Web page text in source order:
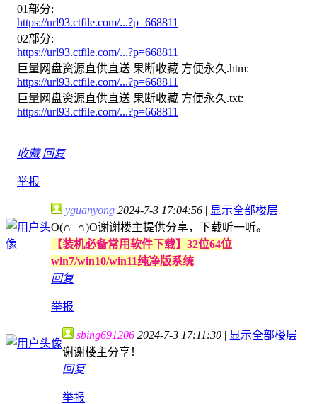
01部分:
https://url93.ctfile.com/...?p=668811
02部分:
https://url93.ctfile.com/...?p=668811
巨量网盘资源直供直送 果断收藏 方便永久.htm:
https://url93.ctfile.com/...?p=668811
巨量网盘资源直供直送 果断收藏 方便永久.txt:
https://url93.ctfile.com/...?p=668811
收藏 回复
举报
yguanyong 2024-7-3 17:04:56 | 显示全部楼层
O(∩_∩)O谢谢楼主提供分享，下载听一听。
【装机必备常用软件下载】32位64位
win7/win10/win11纯净版系统
回复
举报
sbing691206 2024-7-3 17:11:30 | 显示全部楼层
谢谢楼主分享！
回复
举报